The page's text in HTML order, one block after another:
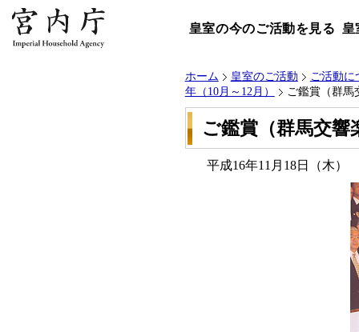
皇室の今のご活動を見る 皇
ホーム 皇室のご活動
ご活動に
年（10月～12月）
ご鑑賞（群馬
ご鑑賞（群馬交響
平成16年11月18日（木）